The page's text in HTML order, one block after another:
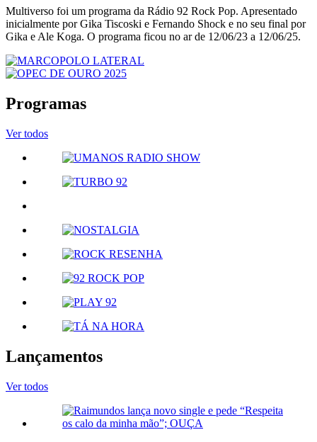
Multiverso foi um programa da Rádio 92 Rock Pop. Apresentado
inicialmente por Gika Tiscoski e Fernando Shock e no seu final por
Gika e Ale Koga. O programa ficou no ar de 12/06/23 a 12/06/25.
Programas
Ver todos
Lançamentos
Ver todos